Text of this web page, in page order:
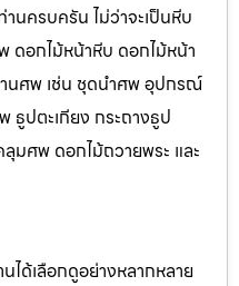
นครบครัน ไม่ว่าจะเป็นหีบ
ดอกไม้หน้าหีบ ดอกไม้หน้า
านศพ เช่น ชุดนำศพ อุปกรณ์
ปตะเกียง กระถางธูป
มศพ ดอกไม้ถวายพระ และ
ได้เลือกดูอย่างหลากหลาย